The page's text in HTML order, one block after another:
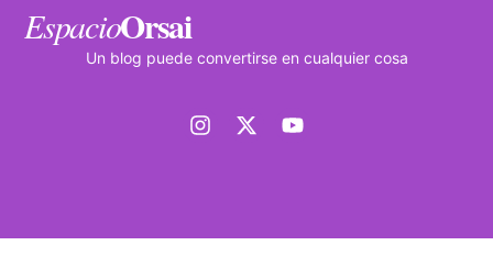
EspacioOrsai
Un blog puede convertirse en cualquier cosa